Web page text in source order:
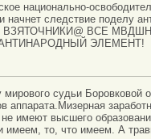
национально-
начнет следствие поделу
ВСЕ
ЭЛЕМЕНТ!
мирового судьи Боровковой
аппарата.Мизерная
имеют высшего
имеем, то, что имеем. А